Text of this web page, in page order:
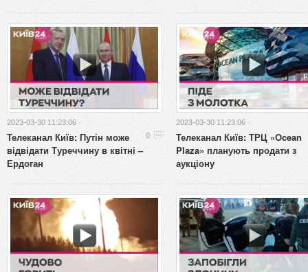
2023-03-30 11:23:06 ·
0
Телеканал Київ: Путін може
відвідати Туреччину в квітні –
Ердоган
2023-03-30 11:23:06 ·
Телеканал Київ: ТРЦ «Ocean
Plaza» планують продати з
аукціону